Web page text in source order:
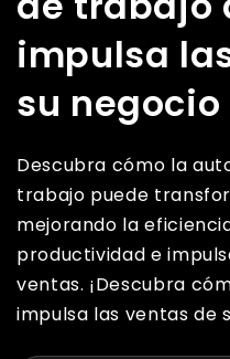
impulsa
su negocio
Descubra cómo la
trabajo puede
mejorando la
productividad e
ventas. ¡Descubra
impulsa las ventas de